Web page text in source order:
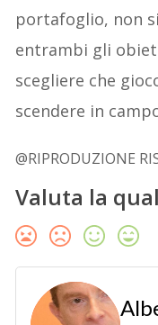
portafoglio, non
entrambi gli
scegliere che
scendere in
@RIPRODUZIONE
Valuta la